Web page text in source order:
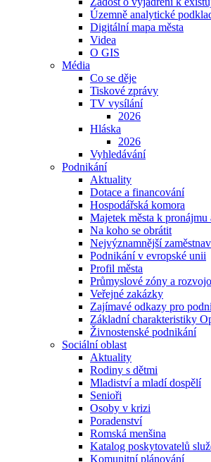
Územně analytické
Digitální mapa města
Videa
O GIS
Média
Co se děje
Tiskové zprávy
TV vysílání
2026
Hláska
2026
Vyhledávání
Podnikání
Aktuality
Dotace a financování
Hospodářská komora
Majetek města k pronájmu
Na koho se obrátit
Nejvýznamnější
Podnikání v evropské unii
Profil města
Průmyslové zóny a
Veřejné zakázky
Zajímavé odkazy pro
Základní charakteristiky
Živnostenské podnikání
Sociální oblast
Aktuality
Rodiny s dětmi
Mladiství a mladí dospělí
Senioři
Osoby v krizi
Poradenství
Romská menšina
Katalog poskytovatelů
Komunitní plánování